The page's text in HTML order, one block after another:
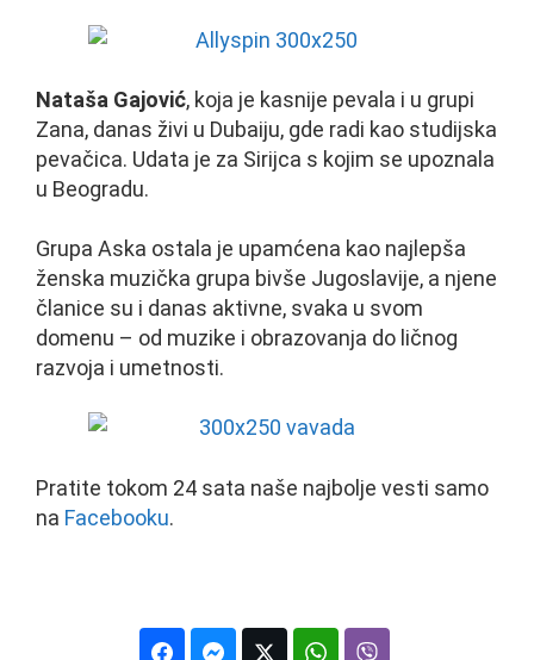
Nataša Gajović, koja je kasnije pevala i u grupi
Zana, danas živi u Dubaiju, gde radi kao studijska
pevačica. Udata je za Sirijca s kojim se upoznala
u Beogradu.
Grupa Aska ostala je upamćena kao najlepša
ženska muzička grupa bivše Jugoslavije, a njene
članice su i danas aktivne, svaka u svom
domenu – od muzike i obrazovanja do ličnog
razvoja i umetnosti.
Pratite tokom 24 sata naše najbolje vesti samo
na Facebooku.